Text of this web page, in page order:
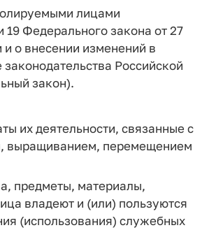
лицами
19 Федерального закона от 27
о внесении изменений в
Российской
закон).
их деятельности, связанные с
выращиванием, перемещением
предметы, материалы,
владеют и (или) пользуются
(использования) служебных